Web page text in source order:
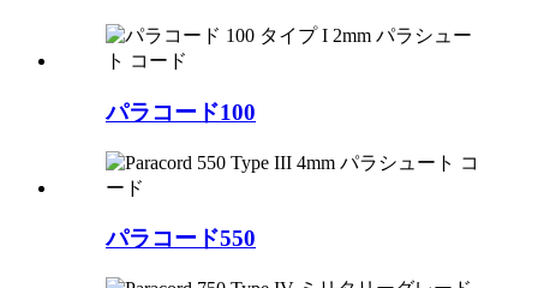
パラコード100
パラコード550